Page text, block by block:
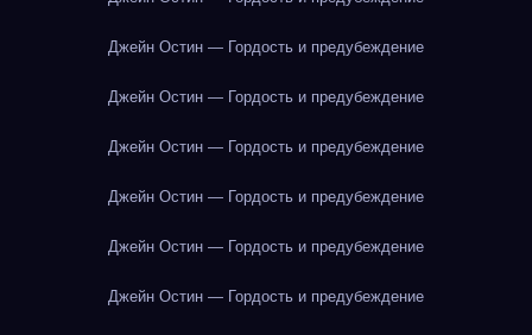
Джейн Остин — Гордость и предубеждение
Джейн Остин — Гордость и предубеждение
Джейн Остин — Гордость и предубеждение
Джейн Остин — Гордость и предубеждение
Джейн Остин — Гордость и предубеждение
Джейн Остин — Гордость и предубеждение